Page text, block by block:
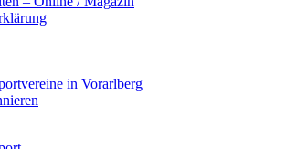
in Vorarlberg